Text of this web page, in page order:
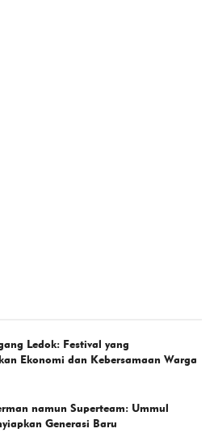
Ledok: Festival yang
Ekonomi dan Kebersamaan Warga
namun Superteam: Ummul
Generasi Baru